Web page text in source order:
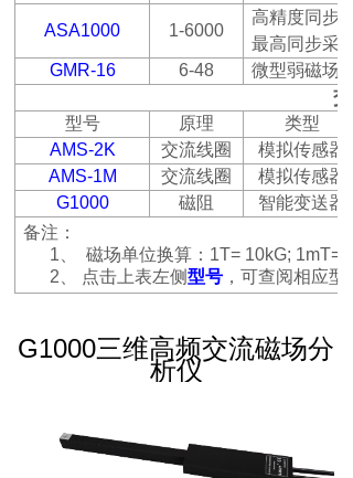
ASA1000 1-6000
高精度同步
最高同步采
GMR-16
6-48 微型弱磁场
型号 原理
类型
AMS-2K
交流线圈
模拟传感器
AMS-1M
交流线圈
模拟传感器
G1000
磁阻
智能变送器
备注：
1、
磁场单位换算： 1T= 10kG; 1mT=
2、
点击上表左侧型号 ，可查阅相应型
G1000三维高频交流磁场分
析仪